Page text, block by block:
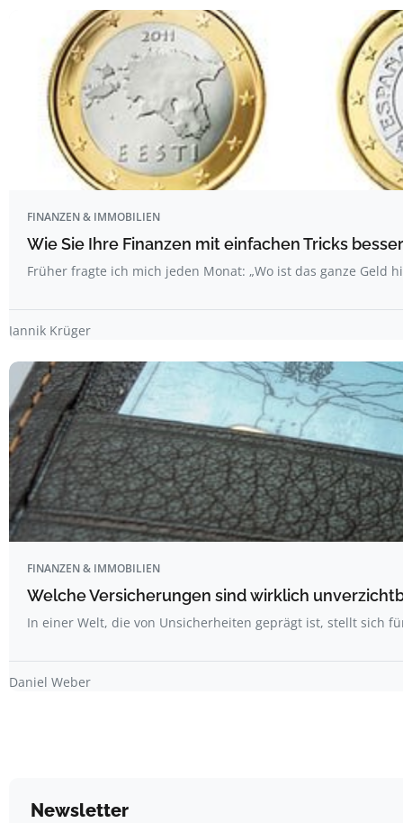
FINANZEN & IMMOBILIEN
Wie Sie Ihre Finanzen mit einfachen Tricks
Früher fragte ich mich jeden Monat: „Wo ist das ganze Geld
Jannik Krüger
FINANZEN & IMMOBILIEN
Welche Versicherungen sind wirklich
In einer Welt, die von Unsicherheiten geprägt ist, stellt sich
Daniel Weber
Newsletter